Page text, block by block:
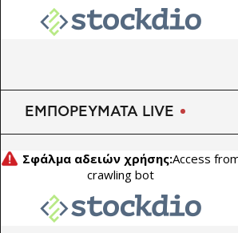
ΕΝΕΡΓΕΙΑ
Η κυβέρνηση Τραμπ
LNG
ΕΜΠΟΡΕΥΜΑΤΑ LIVE